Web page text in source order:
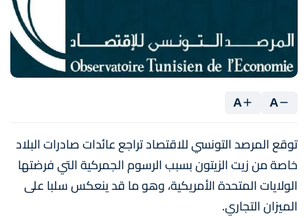
A
A
توقع المرصد التونسي للاقتصاد تراجع عائدات صادرات البلاد
خاصة من زيت الزيتون بسبب الرسوم الجمركية التي فرضتها
الولايات المتحدة الأمريكية، وهو ما قد ينعكس سلبا على
الميزان التجاري.